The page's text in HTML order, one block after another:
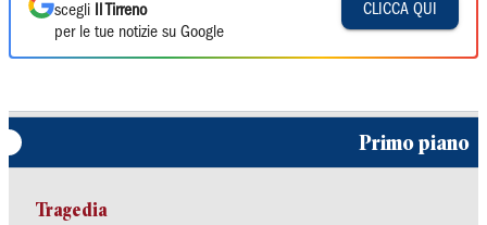
scegli
Il Tirreno
per le tue notizie su Google
CLICCA QUI
Primo piano
Tragedia